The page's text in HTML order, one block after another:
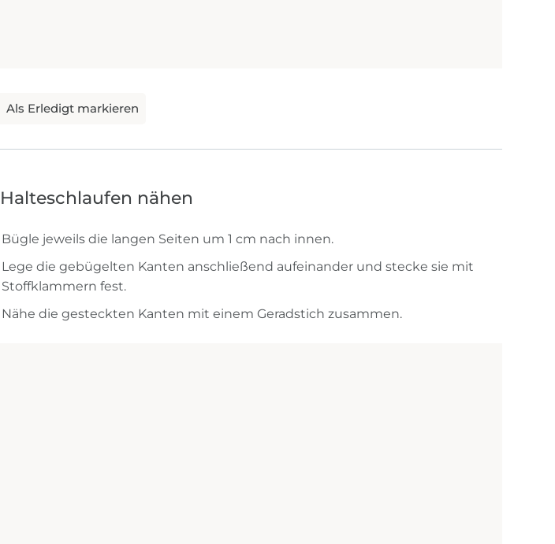
Halteschlaufen nähen
Bügle jeweils die langen Seiten um 1 cm nach innen.
Lege die gebügelten Kanten anschließend aufeinander und stecke sie mit
Stoffklammern fest.
Nähe die gesteckten Kanten mit einem Geradstich zusammen.